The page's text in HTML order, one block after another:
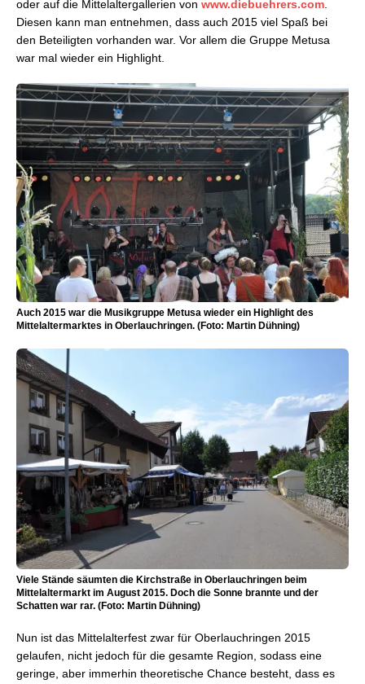
oder auf die Mittelaltergallerien von www.diebuehrers.com
Diesen kann man entnehmen, dass auch 2015 viel Spaß bei
den Beteiligten vorhanden war. Vor allem die Gruppe Metusa
war mal wieder ein Highlight.
Auch 2015 war die Musikgruppe Metusa wieder ein Highlight des
Mittelaltermarktes in Oberlauchringen. (Foto: Martin Dühning)
Viele Stände säumten die Kirchstraße in Oberlauchringen beim
Mittelaltermarkt im August 2015. Doch die Sonne brannte und der
Schatten war rar. (Foto: Martin Dühning)
Nun ist das Mittelalterfest zwar für Oberlauchringen 2015
gelaufen, nicht jedoch für die gesamte Region, sodass eine
geringe, aber immerhin theoretische Chance besteht, dass es